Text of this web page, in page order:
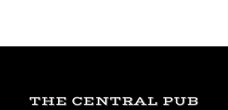
THE CENTRAL PUB